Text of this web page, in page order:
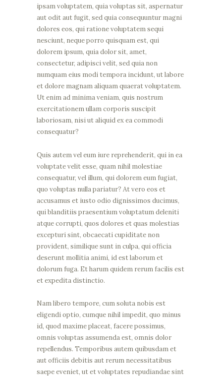
ipsam voluptatem, quia voluptas sit, aspernatur
aut odit aut fugit, sed quia consequuntur magni
dolores eos, qui ratione voluptatem sequi
nesciunt, neque porro quisquam est, qui
dolorem ipsum, quia dolor sit, amet,
consectetur, adipisci velit, sed quia non
numquam eius modi tempora incidunt, ut labore
et dolore magnam aliquam quaerat voluptatem.
Ut enim ad minima veniam, quis nostrum
exercitationem ullam corporis suscipit
laboriosam, nisi ut aliquid ex ea commodi
consequatur?
Quis autem vel eum iure reprehenderit, qui in ea
voluptate velit esse, quam nihil molestiae
consequatur, vel illum, qui dolorem eum fugiat,
quo voluptas nulla pariatur? At vero eos et
accusamus et iusto odio dignissimos ducimus,
qui blanditiis praesentium voluptatum deleniti
atque corrupti, quos dolores et quas molestias
excepturi sint, obcaecati cupiditate non
provident, similique sunt in culpa, qui officia
deserunt mollitia animi, id est laborum et
dolorum fuga. Et harum quidem rerum facilis est
et expedita distinctio.
Nam libero tempore, cum soluta nobis est
eligendi optio, cumque nihil impedit, quo minus
id, quod maxime placeat, facere possimus,
omnis voluptas assumenda est, omnis dolor
repellendus. Temporibus autem quibusdam et
aut officiis debitis aut rerum necessitatibus
saepe eveniet, ut et voluptates repudiandae sint